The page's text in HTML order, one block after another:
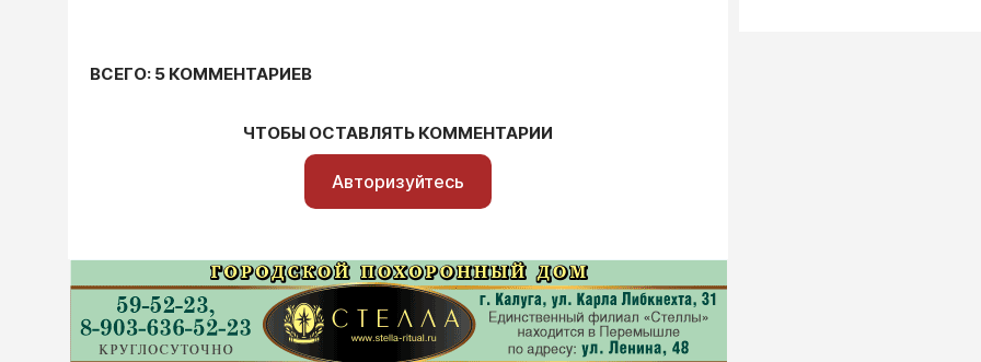
ВСЕГО: 5 КОММЕНТАРИЕВ
ЧТОБЫ ОСТАВЛЯТЬ КОММЕНТАРИИ
Авторизуйтесь